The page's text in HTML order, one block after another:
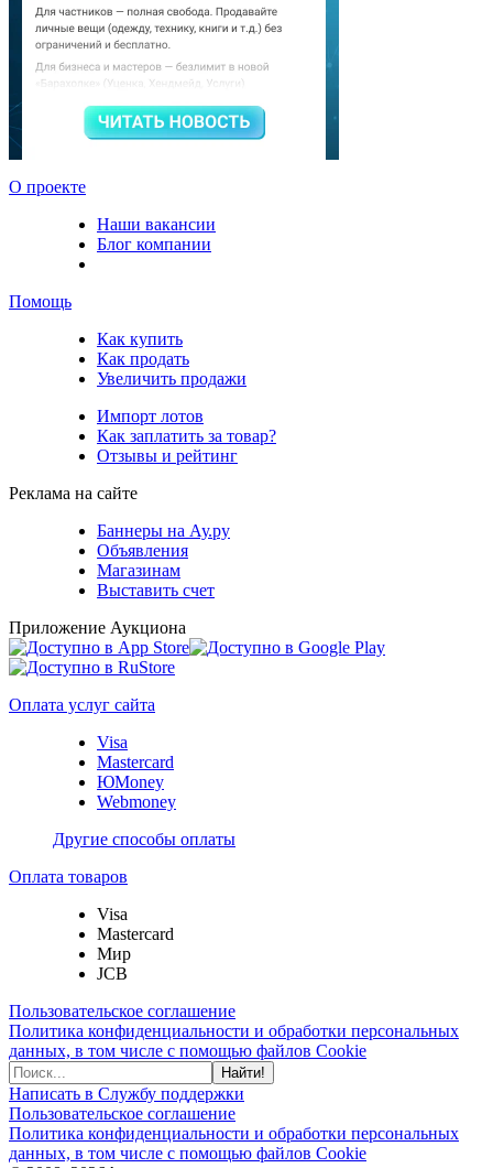
О проекте
Наши вакансии
Блог компании
Помощь
Как купить
Как продать
Увеличить продажи
Импорт лотов
Как заплатить за товар?
Отзывы и рейтинг
Реклама на сайте
Баннеры на Ау.ру
Объявления
Магазинам
Выставить счет
Приложение Аукциона
Оплата услуг сайта
Visa
Mastercard
ЮMoney
Webmoney
Другие способы оплаты
Оплата товаров
Visa
Mastercard
Мир
JCB
Пользовательское соглашение
Политика конфиденциальности и обработки персональных
данных, в том числе с помощью файлов Cookie
Найти!
Написать в Службу поддержки
Пользовательское соглашение
Политика конфиденциальности и обработки персональных
данных, в том числе с помощью файлов Cookie